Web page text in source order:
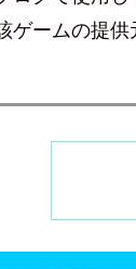
ゲームの提供